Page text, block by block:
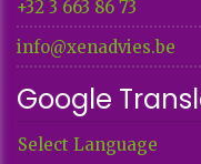
+32 3 663 86 73​​​​​​​
info@xenadvies.be
Google
Select Language